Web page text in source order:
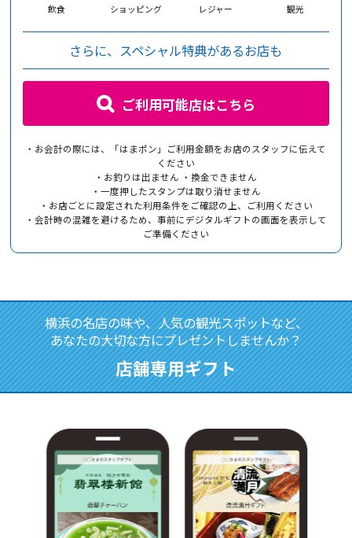
飲食 ショッピング レジャー 観光
さらに、スペシャル特典があるお店も
ご利用可能店はこちら
・お会計の際には、「はまポン」ご利用金額をお店のスタッフに伝えて
ください
・お釣りは出ません ・換金できません
・一度押したスタンプは取り消せません
・お店ごとに設定された利用条件をご確認の上、ご利用ください
・会計時の混雑を避けるため、事前にデジタルギフトの画面を表示して
ご準備ください
横浜の名店の味や、人気の観光スポットなど、
あなたの大切な方にプレゼントしませんか？
店舗専用ギフト